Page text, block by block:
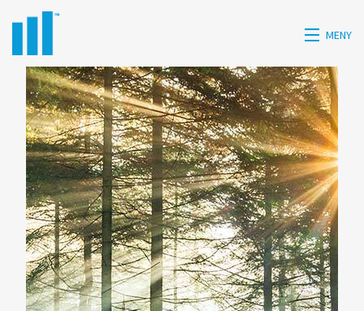
MENY
HEM
HISTORIK
TJÄNSTER
KONTAKT